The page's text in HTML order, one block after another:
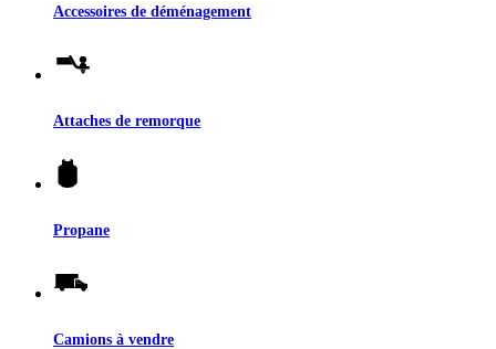
Accessoires de déménagement
Attaches de remorque
Propane
Camions à vendre